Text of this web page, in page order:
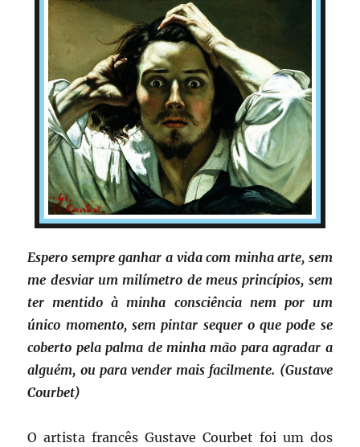
Espero sempre ganhar a vida com minha arte, sem
me desviar um milímetro de meus princípios, sem
ter mentido à minha consciência nem por um
único momento, sem pintar sequer o que pode se
coberto pela palma de minha mão para agradar a
alguém, ou para vender mais facilmente. (Gustave
Courbet)
O artista francês Gustave Courbet foi um dos